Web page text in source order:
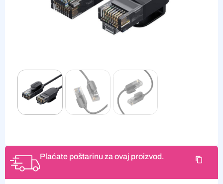
Plaćate poštarinu za ovaj proizvod.